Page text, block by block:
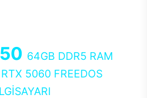
64GB DDR5 RAM
5060 FREEDOS